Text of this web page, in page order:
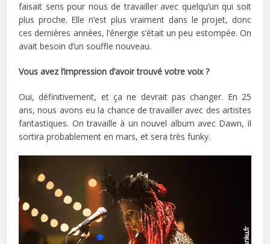
faisait sens pour nous de travailler avec quelqu’un qui soit
plus proche. Elle n’est plus vraiment dans le projet, donc
ces dernières années, l’énergie s’était un peu estompée. On
avait besoin d’un souffle nouveau.
Vous avez l’impression d’avoir trouvé votre voix ?
Oui, définitivement, et ça ne devrait pas changer. En 25
ans, nous avons eu la chance de travailler avec des artistes
fantastiques. On travaille à un nouvel album avec Dawn, il
sortira probablement en mars, et sera très funky.